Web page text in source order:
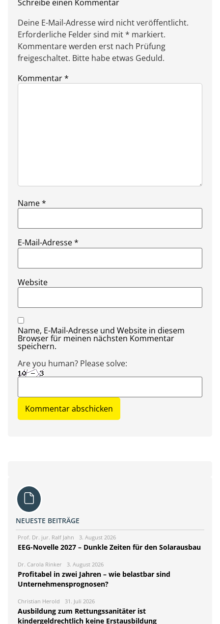
Schreibe einen Kommentar
Deine E-Mail-Adresse wird nicht veröffentlicht.
Erforderliche Felder sind mit * markiert.
Kommentare werden erst nach Prüfung
freigeschaltet. Bitte habe etwas Geduld.
Kommentar*
Name*
E-Mail-Adresse*
Website
Name, E-Mail-Adresse und Website in diesem
Browser für meinen nächsten Kommentar
speichern.
Are you human? Please solve:
NEUESTE BEITRÄGE
Prof. Dr. jur. Ralf Jahn 3. August 2026
EEG-Novelle 2027 – Dunkle Zeiten für den Solarausbau
Dr. Carola Rinker 3. August 2026
Profitabel in zwei Jahren – wie belastbar sind
Unternehmensprognosen?
Christian Herold 31. Juli 2026
Ausbildung zum Rettungssanitäter ist
kindergeldrechtlich keine Erstausbildung